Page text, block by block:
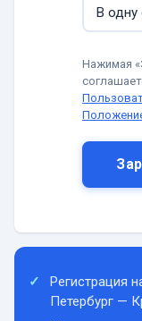
Нажимая
Регистрация
Петербург —